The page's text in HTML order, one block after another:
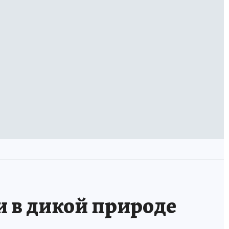
в дикой природе